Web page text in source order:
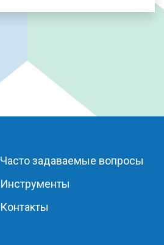
Часто задаваемые вопросы
Инструменты
Контакты